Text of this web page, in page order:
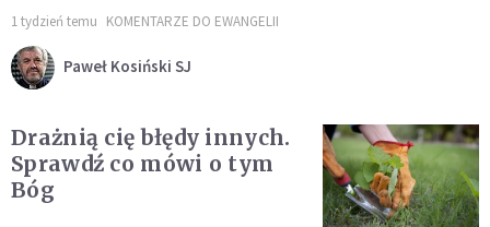
1 tydzień temu KOMENTARZE DO EWANGELII
Paweł Kosiński SJ
Drażnią cię błędy innych.
Sprawdź co mówi o tym
Bóg